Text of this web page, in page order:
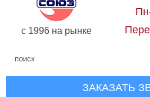
c 1996 на рынке
ЗАКАЗАТЬ